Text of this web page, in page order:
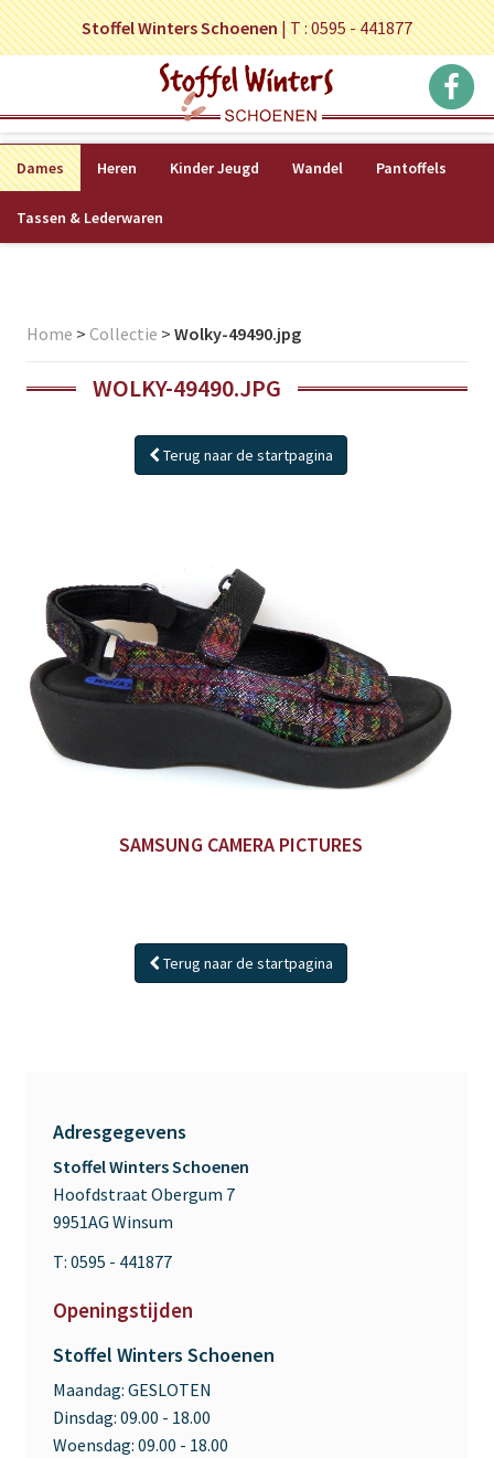
Stoffel Winters Schoenen|T : 0595 - 441877
Dames Heren Kinder Jeugd Wandel Pantoffels
Tassen & Lederwaren
Home > Collectie > Wolky-49490.jpg
WOLKY-49490.JPG
Terug naar de startpagina
SAMSUNG CAMERA PICTURES
Terug naar de startpagina
Adresgegevens
Stoffel Winters Schoenen
Hoofdstraat Obergum 7
9951AG Winsum
T: 0595 - 441877
Openingstijden
Stoffel Winters Schoenen
Maandag: GESLOTEN
Dinsdag: 09.00 - 18.00
Woensdag: 09.00 - 18.00